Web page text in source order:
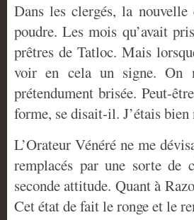
Dans les clergés, la nouvelle
poudre. Les mois qu’avait
prêtres de Tatloc. Mais
voir en cela un signe. On
prétendument brisée. Peut-
forme, se disait-il. J’étais
L’Orateur Vénéré ne me
remplacés par une sorte de
seconde attitude. Quant à
Cet état de fait le ronge et le